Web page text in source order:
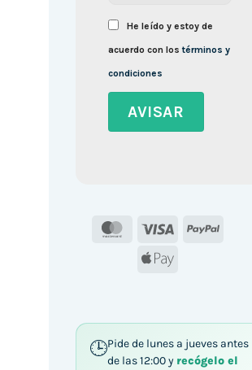
He leído y estoy de
acuerdo con lostérminos y
condiciones
MasterCard
Visa
PayPal
Apple
Pide de lunes a jueves antes
de las 12:00 y recógelo el